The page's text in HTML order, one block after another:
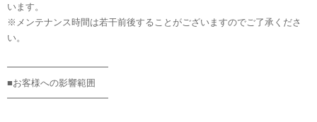
います。
※メンテナンス時間は若干前後することがございますのでご了承くださ
い。
━━━━━━━━━━━
■お客様への影響範囲
━━━━━━━━━━━